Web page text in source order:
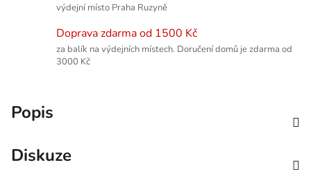
výdejní místo Praha Ruzyně
Doprava zdarma od 1500 Kč
za balík na výdejních místech. Doručení domů je zdarma od
3000 Kč
Popis
Diskuze